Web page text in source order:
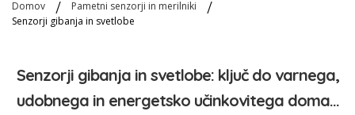
Domov
Pametni senzorji in merilniki
Senzorji gibanja in svetlobe
Senzorji gibanja in svetlobe: ključ do varnega,
udobnega in energetsko učinkovitega doma...